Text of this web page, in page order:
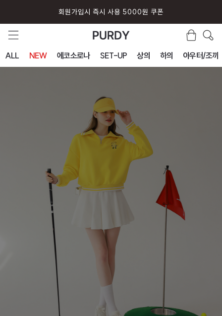
회원가입시 즉시 사용 5000원 쿠폰
ALL NEW 에코소로나 SET-UP 상의 하의 아우터/조끼